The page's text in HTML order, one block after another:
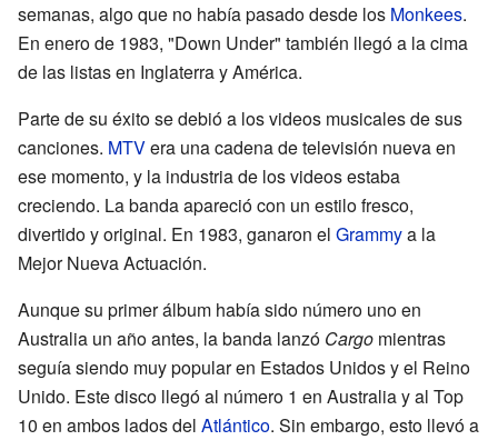
semanas, algo que no había pasado desde los Monkees.
En enero de 1983, "Down Under" también llegó a la cima
de las listas en Inglaterra y América.
Parte de su éxito se debió a los videos musicales de sus
canciones. MTVera una cadena de televisión nueva en
ese momento, y la industria de los videos estaba
creciendo. La banda apareció con un estilo fresco,
divertido y original. En 1983, ganaron el Grammya la
Mejor Nueva Actuación.
Aunque su primer álbum había sido número uno en
Australia un año antes, la banda lanzó Cargo mientras
seguía siendo muy popular en Estados Unidos y el Reino
Unido. Este disco llegó al número 1 en Australia y al Top
10 en ambos lados del Atlántico. Sin embargo, esto llevó a